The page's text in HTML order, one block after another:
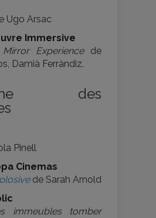
Ugo Arsac
Immersive
Experiencede
Damià Ferràndiz.
des
Pinell
Cinemas
de Sarah Arnold
immeubles tomber